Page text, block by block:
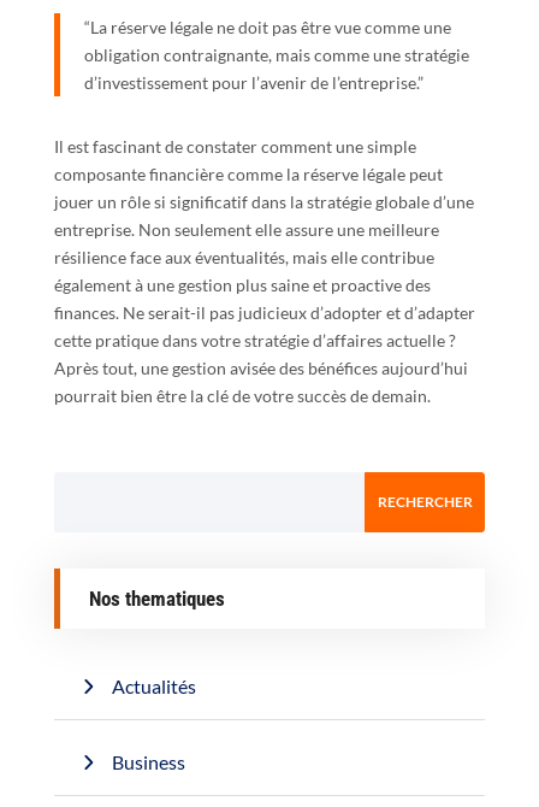
“La réserve légale ne doit pas être vue comme une
obligation contraignante, mais comme une stratégie
d’investissement pour l’avenir de l’entreprise.”
Il est fascinant de constater comment une simple
composante financière comme la réserve légale peut
jouer un rôle si significatif dans la stratégie globale d’une
entreprise. Non seulement elle assure une meilleure
résilience face aux éventualités, mais elle contribue
également à une gestion plus saine et proactive des
finances. Ne serait-il pas judicieux d’adopter et d’adapter
cette pratique dans votre stratégie d’affaires actuelle ?
Après tout, une gestion avisée des bénéfices aujourd’hui
pourrait bien être la clé de votre succès de demain.
Nos thematiques
Actualités
Business